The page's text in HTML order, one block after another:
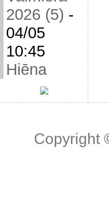
2026 (5) -
04/05
10:45
Hiēna
Copyright